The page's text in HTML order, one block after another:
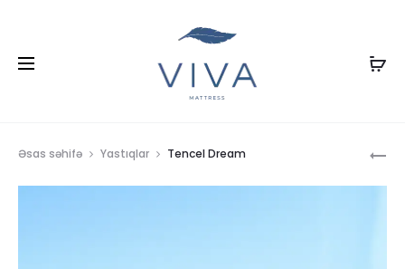
Əsas səhifə Yastıqlar Tencel Dream